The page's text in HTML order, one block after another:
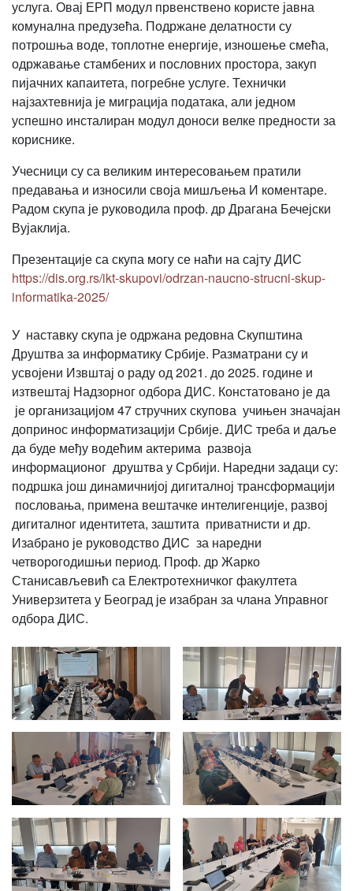
услуга. Овај ЕРП модул првенствено користе јавна
комунална предузећа. Подржане делатности су
потрошња воде, топлотне енергије, изношење смећа,
одржавање стамбених и пословних простора, закуп
пијачних капаитета, погребне услуге. Технички
најзахтевнија је миграција података, али једном
успешно инсталиран модул доноси велке предности за
кориснике.
Учесници су са великим интересовањем пратили
предавања и износили своја мишљења И коментаре.
Радом скупа је руководила проф. др Драгана Бечејски
Вујаклија.
Презентације са скупа могу се наћи на сајту ДИС
https://dis.org.rs/ikt-skupovi/odrzan-naucno-strucni-skup-
informatika-2025/
У наставку скупа је одржана редовна Скупштина
Друштва за информатику Србије. Разматрани су и
усвојени Извштај о раду од 2021. до 2025. године и
изтвештај Надзорног одбора ДИС. Констатовано је да
је организацијом 47 стручних скупова учињен значајан
допринос информатизацији Србије. ДИС треба и даље
да буде међу водећим актерима развоја
информационог друштва у Србији. Наредни задаци су:
подршка још динамичнијој дигиталној трансформацији
пословања, примена вештачке интелигенције, развој
дигиталног идентитета, заштита приватнисти и др.
Изабрано је руководство ДИС за наредни
четворогодишњи период. Проф. др Жарко
Станисављевић са Електротехничког факултета
Универзитета у Београд је изабран за члана Управног
одбора ДИС.